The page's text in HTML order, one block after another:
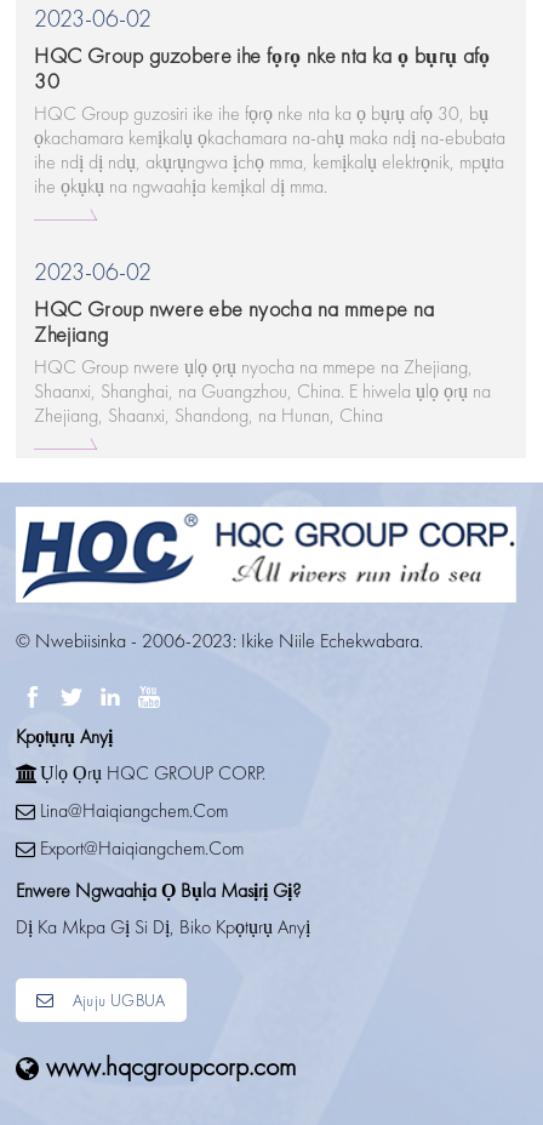
2023-06-02
HQC Group guzobere ihe fọrọ nke nta ka ọ bụrụ afọ
30
HQC Group guzosiri ike ihe fọrọ nke nta ka ọ bụrụ afọ 30, bụ
ọkachamara kemịkalụ ọkachamara na-ahụ maka ndị na-ebubata
ihe ndị dị ndụ, akụrụngwa ịchọ mma, kemịkalụ elektrọnik, mpụta
ihe ọkụkụ na ngwaahịa kemịkal dị mma.
2023-06-02
HQC Group nwere ebe nyocha na mmepe na
Zhejiang
HQC Group nwere ụlọ ọrụ nyocha na mmepe na Zhejiang,
Shaanxi, Shanghai, na Guangzhou, China. E hiwela ụlọ ọrụ na
Zhejiang, Shaanxi, Shandong, na Hunan, China
© Nwebiisinka - 2006-2023: Ikike Niile Echekwabara.
Kpọtụrụ Anyị
Ụlọ Ọrụ HQC GROUP CORP.
Lina@haiqiangchem.com
Export@haiqiangchem.com
Enwere Ngwaahịa Ọ Bụla Masịrị Gị?
Dị Ka Mkpa Gị Si Dị, Biko Kpọtụrụ Anyị
Ajuju UGBUA
www.hqcgroupcorp.com